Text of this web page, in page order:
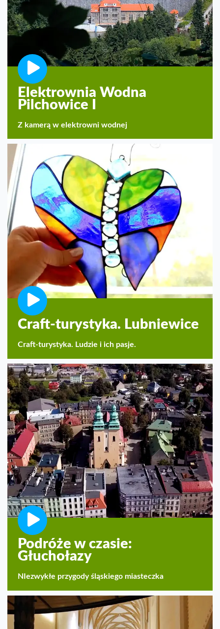
Elektrownia Wodna
Pilchowice I
Z kamerą w elektrowni wodnej
Craft-turystyka. Lubniewice
Craft-turystyka. Ludzie i ich pasje.
Podróże w czasie:
Głuchołazy
NIezwykłe przygody śląskiego miasteczka